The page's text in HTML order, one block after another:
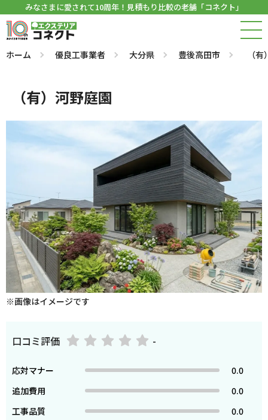
みなさまに愛されて10周年！見積もり比較の老舗「コネクト」
ホーム 優良工事業者 大分県 豊後高田市 （
（有）河野庭園
※画像はイメージです
口コミ評価 -
応対マナー
0.0
追加費用
0.0
工事品質
0.0